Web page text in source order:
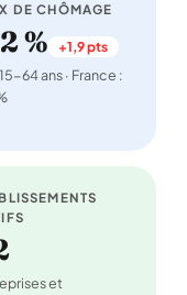
DE CHÔMAGE
% +1,9 pts
64 ans · France :
et